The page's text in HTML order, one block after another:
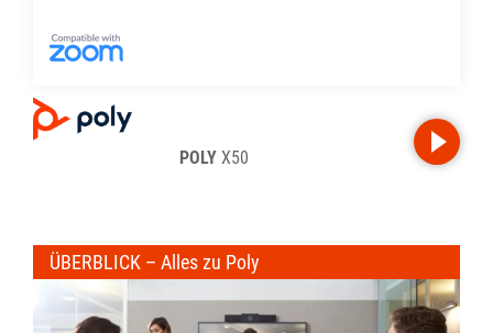
POLYX50
ÜBERBLICK – Alles zu Poly